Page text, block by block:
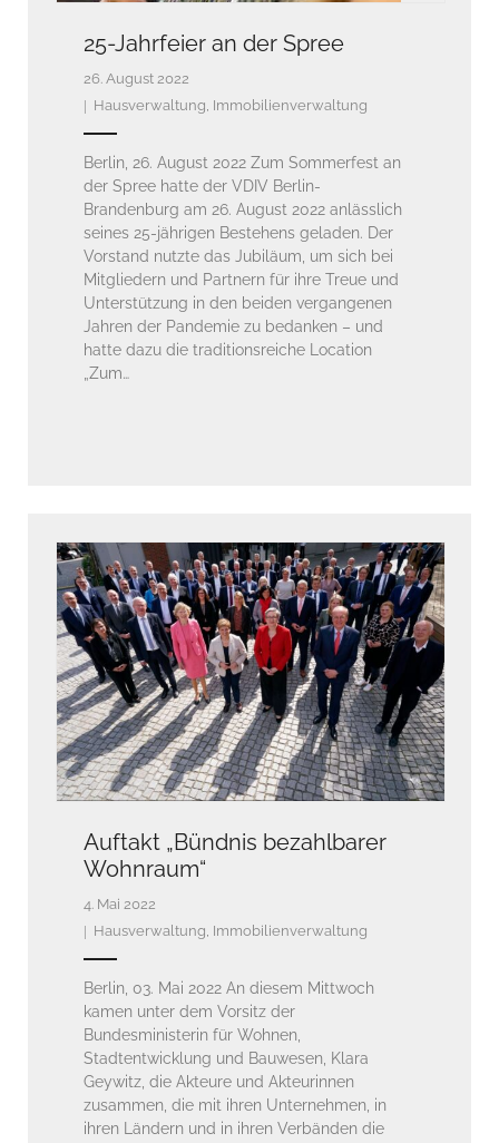
25-Jahrfeier an der Spree
26. August 2022
Hausverwaltung, Immobilienverwaltung
Berlin, 26. August 2022 Zum Sommerfest an
der Spree hatte der VDIV Berlin-
Brandenburg am 26. August 2022 anlässlich
seines 25-jährigen Bestehens geladen. Der
Vorstand nutzte das Jubiläum, um sich bei
Mitgliedern und Partnern für ihre Treue und
Unterstützung in den beiden vergangenen
Jahren der Pandemie zu bedanken – und
hatte dazu die traditionsreiche Location
„Zum…
Auftakt „Bündnis bezahlbarer
Wohnraum“
4. Mai 2022
Hausverwaltung, Immobilienverwaltung
Berlin, 03. Mai 2022 An diesem Mittwoch
kamen unter dem Vorsitz der
Bundesministerin für Wohnen,
Stadtentwicklung und Bauwesen, Klara
Geywitz, die Akteure und Akteurinnen
zusammen, die mit ihren Unternehmen, in
ihren Ländern und in ihren Verbänden die